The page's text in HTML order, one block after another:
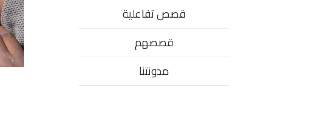
قصص تفاعلية
قصصهم
مدونتنا